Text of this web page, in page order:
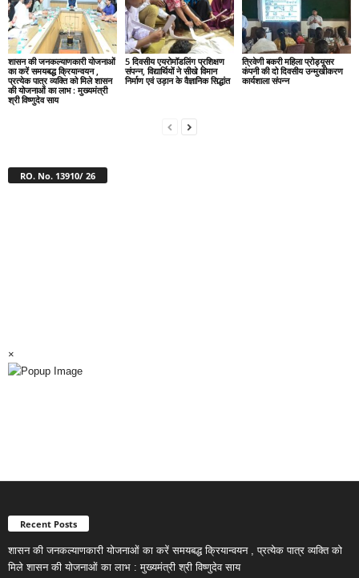
शासन की जनकल्याणकारी योजनाओं
का करें समयबद्ध क्रियान्वयन ,
प्रत्येक पात्र व्यक्ति को मिले शासन
की योजनाओं का लाभ : मुख्यमंत्री
श्री विष्णुदेव साय
5 दिवसीय एयरोमॉडलिंग प्रशिक्षण
संपन्न, विद्यार्थियों ने सीखे विमान
निर्माण एवं उड़ान के वैज्ञानिक सिद्धांत
त्रिवेणी बकरी महिला प्रोड्यूसर
कंपनी की दो दिवसीय उन्मुखीकरण
कार्यशाला संपन्न
RO. No. 13910/ 26
×
Recent Posts
शासन की जनकल्याणकारी योजनाओं का करें समयबद्ध क्रियान्वयन , प्रत्येक पात्र व्यक्ति को
मिले शासन की योजनाओं का लाभ : मुख्यमंत्री श्री विष्णुदेव साय